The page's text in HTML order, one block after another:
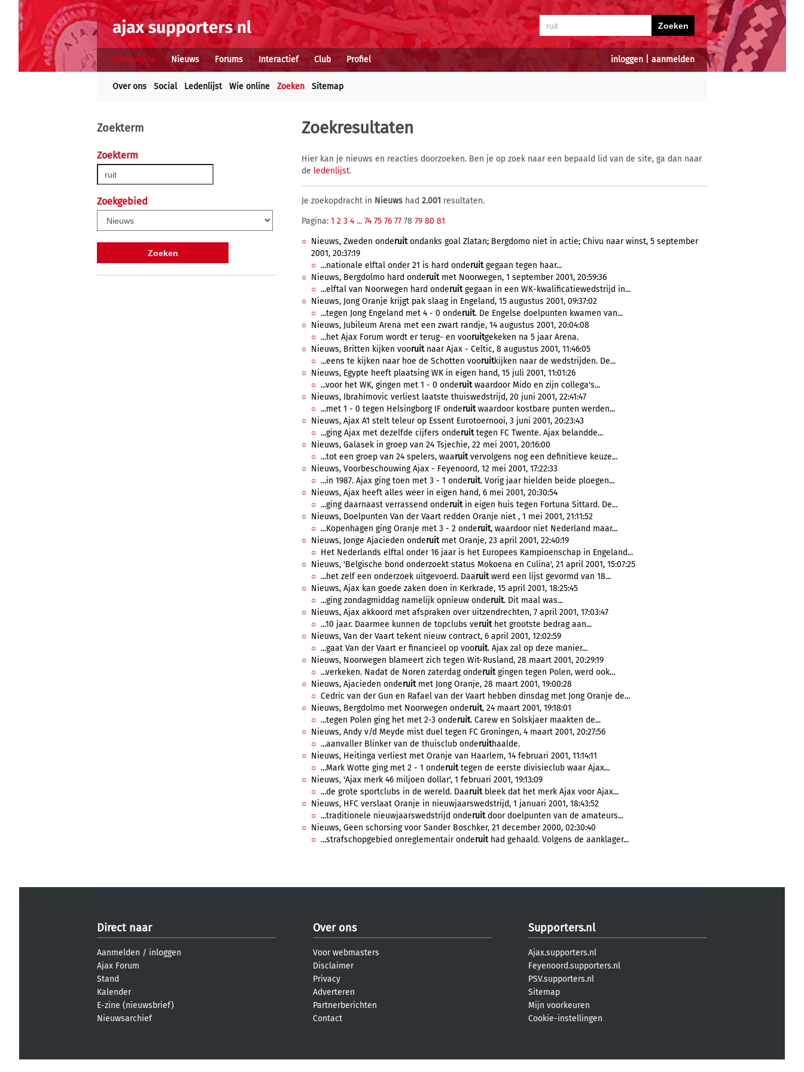
inloggen aanmelden
Voorpagina Nieuws Forums Interactief Club Profiel
Over ons Social Ledenlijst Wie online Zoeken Sitemap
Zoekterm
Zoekterm
Zoekgebied
Zoekresultaten
Hier kan je nieuws en reacties doorzoeken. Ben je op zoek naar een bepaald lid van de site, ga dan naar
de ledenlijst.
Je zoekopdracht in Nieuws had 2.001 resultaten.
Pagina: 1 2 3 4 ... 74 75 76 77 78 79 80 81
Nieuws, Zweden onderuitondanks goal Zlatan; Bergdomo niet in actie; Chivu naar winst, 5 september
2001, 20:37:19
...nationale elftal onder 21 is hard onderuitgegaan tegen haar...
Nieuws, Bergdolmo hard onderuitmet Noorwegen, 1 september 2001, 20:59:36
...elftal van Noorwegen hard onderuitgegaan in een WK-kwalificatiewedstrijd in...
Nieuws, Jong Oranje krijgt pak slaag in Engeland, 15 augustus 2001, 09:37:02
...tegen Jong Engeland met 4 - 0 onderuit. De Engelse doelpunten kwamen van...
Nieuws, Jubileum Arena met een zwart randje, 14 augustus 2001, 20:04:08
...het Ajax Forum wordt er terug- en vooruitgekeken na 5 jaar Arena.
Nieuws, Britten kijken vooruitnaar Ajax - Celtic, 8 augustus 2001, 11:46:05
...eens te kijken naar hoe de Schotten vooruitkijken naar de wedstrijden. De...
Nieuws, Egypte heeft plaatsing WK in eigen hand, 15 juli 2001, 11:01:26
...voor het WK, gingen met 1 - 0 onderuitwaardoor Mido en zijn collega's...
Nieuws, Ibrahimovic verliest laatste thuiswedstrijd, 20 juni 2001, 22:41:47
...met 1 - 0 tegen Helsingborg IF onderuitwaardoor kostbare punten werden...
Nieuws, Ajax A1 stelt teleur op Essent Eurotoernooi, 3 juni 2001, 20:23:43
...ging Ajax met dezelfde cijfers onderuittegen FC Twente. Ajax belandde...
Nieuws, Galasek in groep van 24 Tsjechie, 22 mei 2001, 20:16:00
...tot een groep van 24 spelers, waaruitvervolgens nog een definitieve keuze...
Nieuws, Voorbeschouwing Ajax - Feyenoord, 12 mei 2001, 17:22:33
...in 1987. Ajax ging toen met 3 - 1 onderuit. Vorig jaar hielden beide ploegen...
Nieuws, Ajax heeft alles weer in eigen hand, 6 mei 2001, 20:30:54
...ging daarnaast verrassend onderuitin eigen huis tegen Fortuna Sittard. De...
Nieuws, Doelpunten Van der Vaart redden Oranje niet , 1 mei 2001, 21:11:52
...Kopenhagen ging Oranje met 3 - 2 onderuit, waardoor niet Nederland maar...
Nieuws, Jonge Ajacieden onderuitmet Oranje, 23 april 2001, 22:40:19
Het Nederlands elftal onder 16 jaar is het Europees Kampioenschap in Engeland...
Nieuws, 'Belgische bond onderzoekt status Mokoena en Culina', 21 april 2001, 15:07:25
...het zelf een onderzoek uitgevoerd. Daaruitwerd een lijst gevormd van 18...
Nieuws, Ajax kan goede zaken doen in Kerkrade, 15 april 2001, 18:25:45
...ging zondagmiddag namelijk opnieuw onderuit. Dit maal was...
Nieuws, Ajax akkoord met afspraken over uitzendrechten, 7 april 2001, 17:03:47
...10 jaar. Daarmee kunnen de topclubs veruithet grootste bedrag aan...
Nieuws, Van der Vaart tekent nieuw contract, 6 april 2001, 12:02:59
...gaat Van der Vaart er financieel op vooruit. Ajax zal op deze manier...
Nieuws, Noorwegen blameert zich tegen Wit-Rusland, 28 maart 2001, 20:29:19
...verkeken. Nadat de Noren zaterdag onderuitgingen tegen Polen, werd ook...
Nieuws, Ajacieden onderuitmet Jong Oranje, 28 maart 2001, 19:00:28
Cedric van der Gun en Rafael van der Vaart hebben dinsdag met Jong Oranje de...
Nieuws, Bergdolmo met Noorwegen onderuit, 24 maart 2001, 19:18:01
...tegen Polen ging het met 2-3 onderuit. Carew en Solskjaer maakten de...
Nieuws, Andy v/d Meyde mist duel tegen FC Groningen, 4 maart 2001, 20:27:56
...aanvaller Blinker van de thuisclub onderuithaalde.
Nieuws, Heitinga verliest met Oranje van Haarlem, 14 februari 2001, 11:14:11
...Mark Wotte ging met 2 - 1 onderuittegen de eerste divisieclub waar Ajax...
Nieuws, 'Ajax merk 46 miljoen dollar', 1 februari 2001, 19:13:09
...de grote sportclubs in de wereld. Daaruitbleek dat het merk Ajax voor Ajax...
Nieuws, HFC verslaat Oranje in nieuwjaarswedstrijd, 1 januari 2001, 18:43:52
...traditionele nieuwjaarswedstrijd onderuitdoor doelpunten van de amateurs...
Nieuws, Geen schorsing voor Sander Boschker, 21 december 2000, 02:30:40
...strafschopgebied onreglementair onderuithad gehaald. Volgens de aanklager...
Direct naar
Aanmelden / inloggen
Ajax Forum
Stand
Kalender
E-zine (nieuwsbrief)
Nieuwsarchief
Over ons
Voor webmasters
Disclaimer
Privacy
Adverteren
Partnerberichten
Contact
Supporters.nl
Ajax.supporters.nl
Feyenoord.supporters.nl
PSV.supporters.nl
Sitemap
Mijn voorkeuren
Cookie-instellingen